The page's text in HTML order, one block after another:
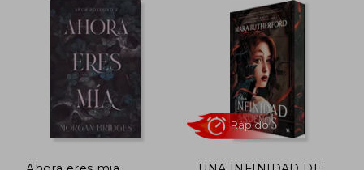
4% $ 28.600
$ 27.458
15%
dcto.